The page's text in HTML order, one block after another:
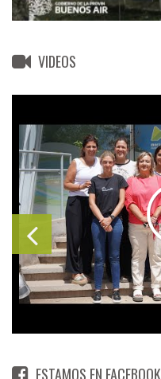
VIDEOS
ESTAMOS EN FACEBOOK